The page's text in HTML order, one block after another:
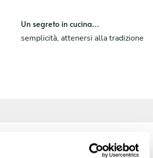
Un segreto in cucina...
semplicità, attenersi alla tradizione